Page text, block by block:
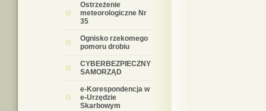
Ostrzeżenie
meteorologiczne Nr
35
Ognisko rzekomego
pomoru drobiu
CYBERBEZPIECZNY
SAMORZĄD
e-Korespondencja w
e-Urzędzie
Skarbowym